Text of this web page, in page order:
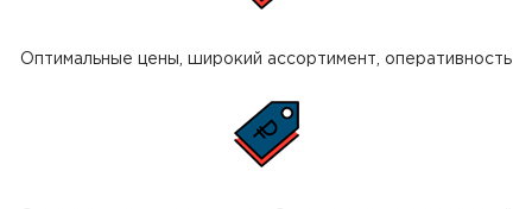
Оптимальные цены, широкий ассортимент, оперативность